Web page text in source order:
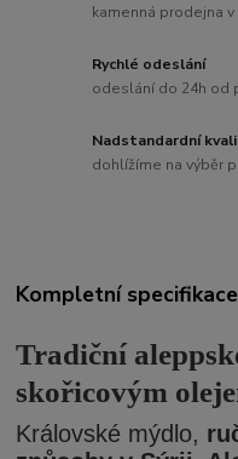
kamenná prodejna v
Rychlé odeslání
odeslání do 24h od
Nadstandardní
dohlížíme na výběr
Kompletní specifikace
Tradiční
skořicovým
Královské mýdlo,